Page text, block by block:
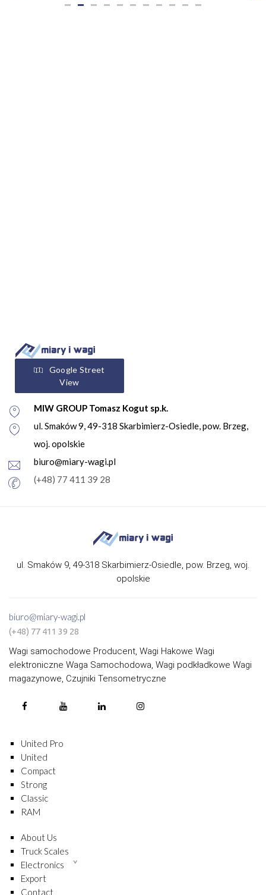
Google Street
View
MIW GROUP Tomasz Kogut sp.k.
ul. Smaków 9, 49-318 Skarbimierz-Osiedle, pow. Brzeg,
woj. opolskie
biuro@miary-wagi.pl
(+48) 77 411 39 28
ul. Smaków 9, 49-318 Skarbimierz-Osiedle, pow. Brzeg, woj.
opolskie
biuro@miary-wagi.pl
(+48) 77 411 39 28
Wagi samochodowe Producent, Wagi Hakowe Wagi
elektroniczne Waga Samochodowa, Wagi podkładkowe Wagi
magazynowe, Czujniki Tensometryczne
United Pro
United
Compact
Strong
Classic
RAM
About Us
Truck Scales
Electronics
Export
Contact